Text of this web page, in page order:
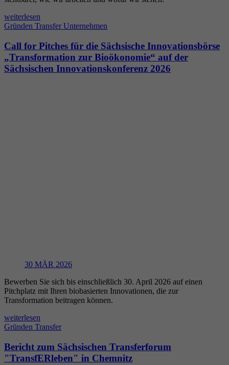
weiterlesen
Gründen Transfer Unternehmen
Call for Pitches für die Sächsische Innovationsbörse
„Transformation zur Bioökonomie“ auf der
Sächsischen Innovationskonferenz 2026
30 MÄR 2026
Bewerben Sie sich bis einschließlich 30. April 2026 auf einen
Pitchplatz mit Ihren biobasierten Innovationen, die zur
Transformation beitragen können.
weiterlesen
Gründen Transfer
Bericht zum Sächsischen Transferforum
"TransfERleben" in Chemnitz